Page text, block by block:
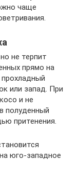
чаще
не терпит
прямо на
или запад. При
и не
полуденный
притенения.
юго-западное